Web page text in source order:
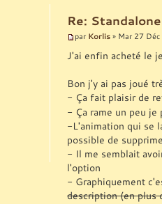
Re:
par Korlis » Mar 27
J'ai enfin acheté le
Bon j'y ai pas joué
- Ça fait plaisir de
- Ça rame un peu
-L'animation qui se
possible de
- Il me semblait
l'option
- Graphiquement
description (en plus